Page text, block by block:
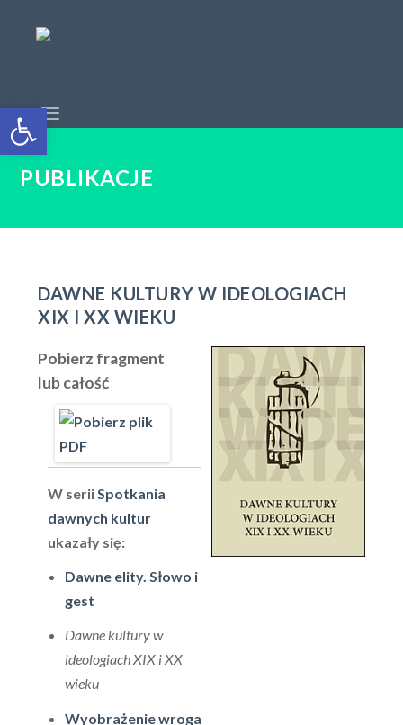
Open toolbar
PUBLIKACJE
DAWNE KULTURY W IDEOLOGIACH
XIX I XX WIEKU
Pobierz fragment
lub całość
W seriiSpotkania
dawnych kultur
ukazały się:
Dawne elity. Słowo i
gest
Dawne kultury w
ideologiach XIX i XX
wieku
Wyobrażenie wroga